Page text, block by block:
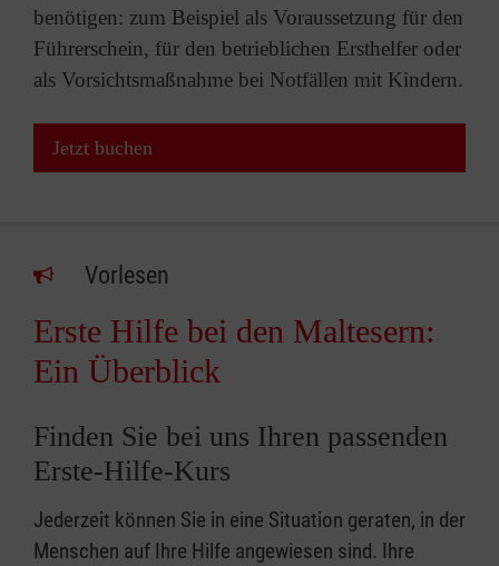
benötigen: zum Beispiel als Voraussetzung für den
Führerschein, für den betrieblichen Ersthelfer oder
als Vorsichtsmaßnahme bei Notfällen mit Kindern.
Jetzt buchen
Vorlesen
Erste Hilfe bei den Maltesern:
Ein Überblick
Finden Sie bei uns Ihren passenden
Erste-Hilfe-Kurs
Jederzeit können Sie in eine Situation geraten, in der
Menschen auf Ihre Hilfe angewiesen sind. Ihre